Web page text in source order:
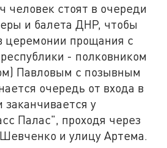
человек стоят в очереди
и балета ДНР, чтобы
церемонии прощания с
- полковником
Павловым с позывным
очередь от входа в
у
Палас", проходя через
и улицу Артема.